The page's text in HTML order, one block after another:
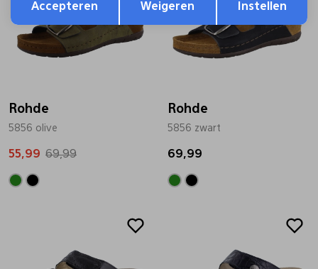
Rohde
5856 olive
55,99 69,99
Rohde
5856 zwart
69,99
Accepteren Weigeren Instellen